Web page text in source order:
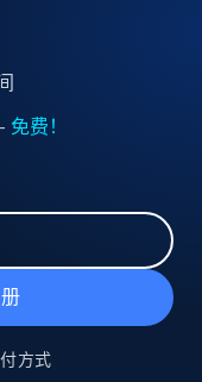
免费！
方式